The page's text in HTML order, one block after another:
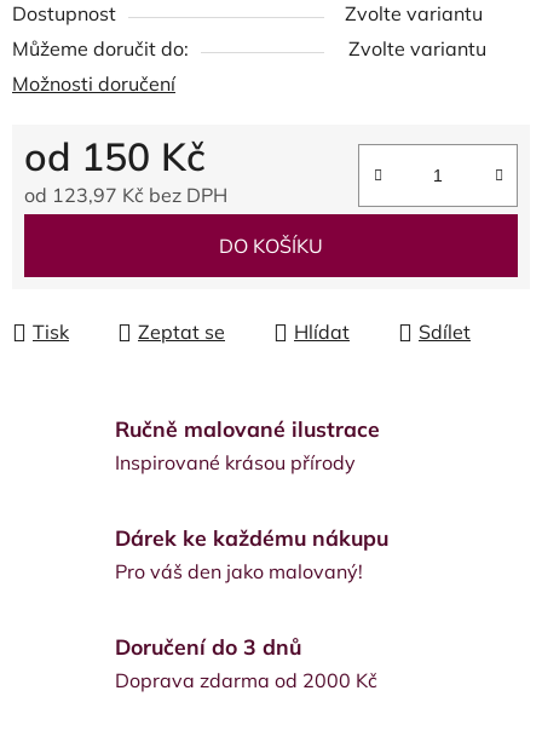
Dostupnost
Zvolte variantu
Můžeme doručit do:
Zvolte variantu
Možnosti doručení
od 150 Kč
od 123,97 Kč bez DPH
DO KOŠÍKU
Tisk Zeptat se Hlídat Sdílet
Ručně malované ilustrace
Inspirované krásou přírody
Dárek ke každému nákupu
Pro váš den jako malovaný!
Doručení do 3 dnů
Doprava zdarma od 2000 Kč